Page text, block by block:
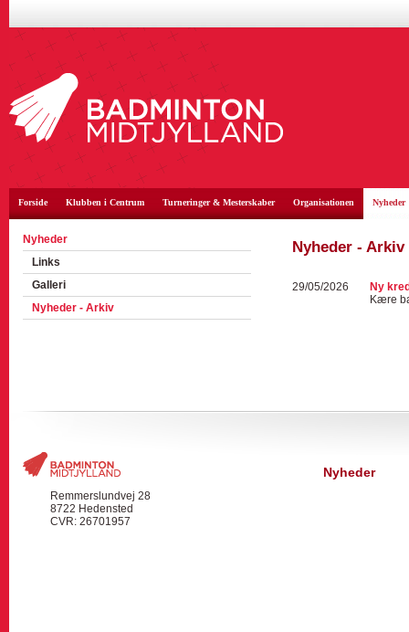
Forside Klubben i Centrum Turneringer & Mesterskaber Organisationen Nyheder
Nyheder
Links
Galleri
Nyheder - Arkiv
Nyheder - Arkiv
29/05/2026
Ny
Kære
Remmerslundvej 28
8722 Hedensted
CVR: 26701957
Nyheder